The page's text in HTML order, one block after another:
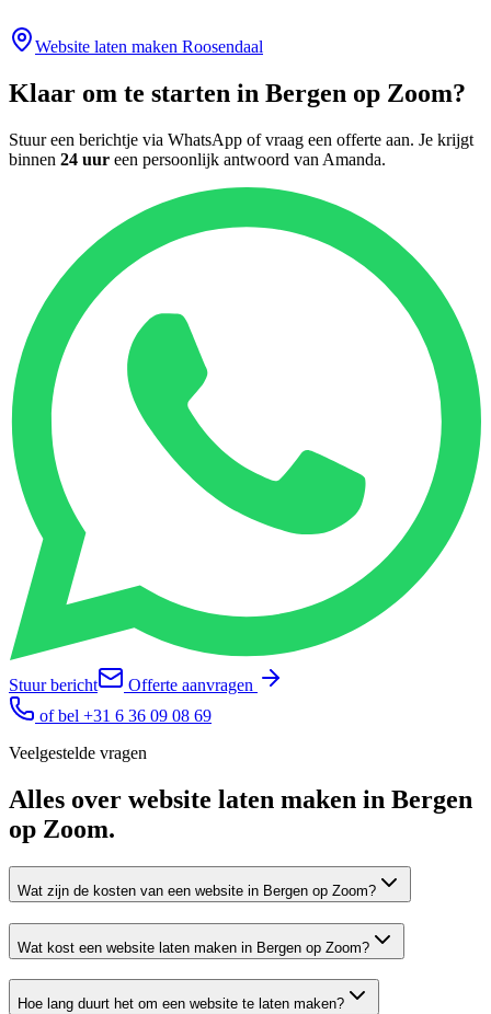
Website laten maken Roosendaal
Klaar om te starten in Bergen op Zoom?
Stuur een berichtje via WhatsApp of vraag een offerte aan. Je krijgt
binnen 24 uur een persoonlijk antwoord van Amanda.
Stuur bericht
Offerte aanvragen
of bel +31 6 36 09 08 69
Veelgestelde vragen
Alles over website laten maken in Bergen
op Zoom.
Wat zijn de kosten van een website in Bergen op Zoom?
Wat kost een website laten maken in Bergen op Zoom?
Hoe lang duurt het om een website te laten maken?